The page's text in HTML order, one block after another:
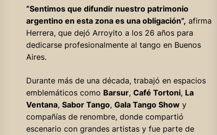
“Sentimos que difundir nuestro patrimonio
argentino en esta zona es una obligación”, afirma
Herrera, que dejó Arroyito a los 26 años para
dedicarse profesionalmente al tango en Buenos
Aires.
Durante más de una década, trabajó en espacios
emblemáticos como Barsur, Café Tortoni, La
Ventana, Sabor Tango, Gala Tango Showy
compañías de renombre, donde compartió
escenario con grandes artistas y fue parte de